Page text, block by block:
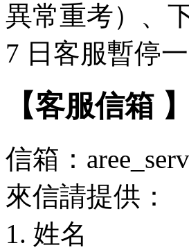
異常重考）、
7 日客服暫停一
【客服信箱 】
信箱：
來信請提供：
1. 姓名